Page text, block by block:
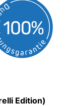
Edition)